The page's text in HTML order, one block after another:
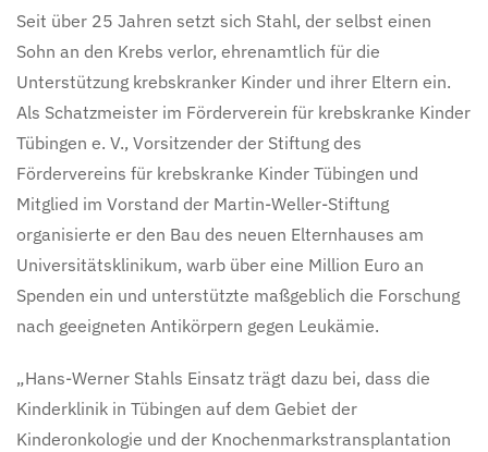
Seit über 25 Jahren setzt sich Stahl, der selbst einen
Sohn an den Krebs verlor, ehrenamtlich für die
Unterstützung krebskranker Kinder und ihrer Eltern ein.
Als Schatzmeister im Förderverein für krebskranke Kinder
Tübingen e. V., Vorsitzender der Stiftung des
Fördervereins für krebskranke Kinder Tübingen und
Mitglied im Vorstand der Martin-Weller-Stiftung
organisierte er den Bau des neuen Elternhauses am
Universitätsklinikum, warb über eine Million Euro an
Spenden ein und unterstützte maßgeblich die Forschung
nach geeigneten Antikörpern gegen Leukämie.
„Hans-Werner Stahls Einsatz trägt dazu bei, dass die
Kinderklinik in Tübingen auf dem Gebiet der
Kinderonkologie und der Knochenmarkstransplantation